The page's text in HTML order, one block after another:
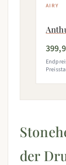
AIRY
der